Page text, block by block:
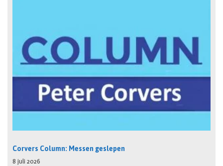
Corvers Column: Messen geslepen
8 juli 2026